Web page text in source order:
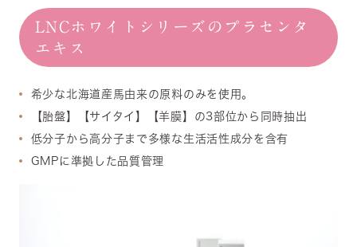
LNCホワイトシリーズのプラセンタ
エキス
希少な北海道産馬由来の原料のみを使用。
【胎盤】【サイタイ】【羊膜】の3部位から同時抽出
低分子から高分子まで多様な生活活性成分を含有
GMPに準拠した品質管理